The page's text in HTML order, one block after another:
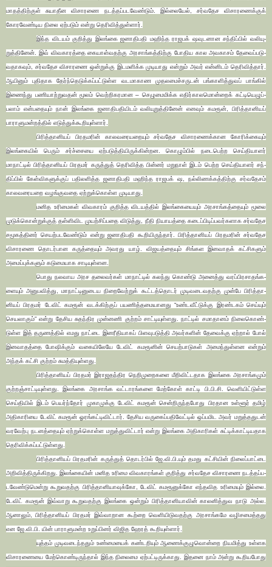
மாதத்­திற்குள் சுயா­தீன விசா­ரணை நடத்­தப்­ப­ட­வேண்டும். இல்­லையேல், சர்­வ­தேச விசா­ர­ணைக்குக்
கோரவேண்­டிய நிலை ஏற்­படும் என்று தெரி­வித்­துள்ளார்.
இந்த விடயம் குறித்து இலங்கை ஜனா­தி­பதி மஹிந்­த­ ரா­ஜ­ப­க் ஷ­வு­ட­னான சந்­திப்பில் வலி­யு­
றுத்­தினேன். இவ்­ வி­வ­கா­ரத்தை கையாள்­வ­தற்கு அர­சாங்­கத்­திற்கு போதிய கால அவ­காசம் தேவைப்­ப­டு­
வ­தா­கவும், சர்­வ­தேச விசா­ரணை ஒன்­றுக்கு இட­ம­ளிக்க முடி­யாது என்றும் அவர் என்­னிடம் தெரி­வித்தார்.
ஆயினும் புதி­தாக தேர்ந்­தெ­டுக்­கப்­பட்­டுள்ள வட­மா­காண முத­ல­மைச்­ச­ருடன் பங்­கா­ளித்­து­வப் ­பாங்கில்
இணைந்து பணி­யாற்­று­வதன் மூலம் வெற்­றி­க­ர­மான – செழு­மை­மிக்க எதிர்­கா­ல­மொன்றைக் கட்­டி­யெ­ழுப்­
பலாம் என்­ப­தையும் நான் இலங்கை ஜனா­தி­ப­தி­யிடம் வலி­யு­றுத்­தினேன் எனவும் கமரூன், பிரித்­தா­னியப்
பாரா­ளு­மன்­றத்தில் எடுத்­துக்­கூ­றி­யுள்ளார்.
பிரித்­தா­னியப் பிர­த­மரின் காலவரை­ய­றையும் சர்­வ­தேச விசா­ர­ணைக்­கான கோரிக்­கையும்
இலங்­கையில் பெரும் சர்ச்­சையை ஏற்­ப­டுத்­தி­யி­ருக்­கின்­றன. கொழும்பில் நடை­பெற்ற செய்­தி­யாளர்
மாநாட்டில் பிரித்­தா­னியப் பிர­தமர் கருத்துத் தெரி­வித்த பின்னர் மறுநாள் இடம் பெற்ற செய்­தி­யாளர் சந்­
திப்பில் கேள்­வி­க­ளுக்குப் பதி­ல­ளித்த ஜனா­தி­பதி மஹிந்­த­ ரா­ஜ­ப­க் ஷ, நல்­லி­ணக்­கத்­திற்கு சர்­வ­தேசம்
கால­வ­ரை­யறை வழங்­கு­வதை ஏற்­றுக்­கொள்ள முடி­யாது.
மனித உரி­மைகள் விவ­காரம் குறித்த விட­யத்தில் இலங்­கை­யையும் அர­சாங்­கத்­தையும் மூலை
முடுக்­­கொன்­றுக்குத் தள்­ளி­விட முயற்­சிப்­பதை விடுத்து, நீதி நியா­யத்தை கடைப்­பி­டிப்­ப­வர்­க­ளாக சர்­வ­தேச
சமூ­கத்­தினர் செயற்­ப­ட­வேண்டும் என்று ஜனா­தி­பதி கூறி­யி­ருந்தார். பிரித்­தா­னியப் பிர­த­மரின் சர்­வ­தேச
விசா­ரணை தொடர்­பான கருத்­தையும் அவ­ரது யாழ். விஜ­யத்­தையும் சிங்­கள இன­வாதக் கட்­சி­களும்
அமைப்­புக்­களும் கடு­மை­யாக சாடி­யுள்­ளன.
பொது­ ந­ல­வாய அரச தலை­வர்கள் மாநாட்டில் கலந்து கொண்டு அனைத்து வரப்­பி­ர­சா­தங்­க­
ளையும் அனு­ப­வித்து, மாநாட்­டி­னு­டைய நிறை­வேற்றுக் கூட்­டத்­தொடர் முடி­வ­டை­வ­தற்கு முன்பே பிரித்­தா­
னியப் பிர­தமர் டேவிட் கமரூன் வடக்­கிற்குப் பய­ணித்­த­மை­யா­னது “உண்­ட­வீட்­டுக்கு இரண்­டகம் செய்யும்
செய­லாகும்” என்று தேசிய சுதந்­திர முன்­னணி குற்றம் சாட்­டி­யுள்­ளது. நாட்டில் சமா­தானம் நிலை­கொண்­
டுள்ள இத்­ த­ரு­ணத்தில் எமது நாட்டை இன­ரீ­தி­யாகப் பிள­வு­ப­டுத்தி அவர்­களின் தேவைக்கு ஏற்றால் போல்
இன­வா­தத்தை போஷிக்கும் வகை­யி­லேயே டேவிட் கம­ரூனின் செயற்­பா­டுகள் அமைந்­துள்­ளன என்றும்
அந்தக் கட்சி குற்றம் சுமத்­தி­யுள்­ளது.
பிரித்­தா­னியப் பிர­தமர் இரா­ஜ­தந்­திர நெறி­மு­றை­களை மீறி­விட்­ட­தாக இலங்கை அர­சாங்­கமும்
குற்­றஞ்­சாட்­டி­யுள்­ளது. இலங்கை அர­சாங்க வட்­டா­ரங்­களை மேற்கோள் காட்டி பி.பி.சி. வெளியிட்­டுள்ள
செய்­தியில் இடம் பெயர்ந்தோர் முகா­முக்கு டேவிட் கமரூன் சென்­றி­ருந்­த­போது பிர­தான உள்ளூர் தமிழ்
அதி­கா­ரியை டேவிட் கமரூன் ஓரங்­கட்­டி­விட்டார். தேசிய வரு­கைப்­ப­தி­வேட்டில் ஒப்­ப­மிட அவர் மறுத்­த­துடன்
வர­வேற்பு நட­னத்­தையும் ஏற்­றுக்­கொள்ள மறுத்­து­விட்டார் என்று இலங்கை அதி­கா­ரிகள் சுட்­டிக்­காட்­டி­ய­தாக
தெரி­விக்­கப்­பட்­டுள்­ளது.
பிரித்­தா­னியப் பிர­த­மரின் கருத்துத் தொடர்பில் ஜே.வி.பி.யும் தமது கட்­சியின் நிலைப்­பாட்டை
அறி­வித்­தி­ருக்­கி­றது. இலங்­கையின் மனித உரிமை விவ­கா­ரங்கள் குறித்து சர்­வ­தேச விசா­ரணை நடத்­தப்­ப­
ட­வேண்­டு­மென்று கூறு­வ­தற்கு பிரித்­தா­னி­யா­வுக்கோ, டேவிட் ­க­ம­ரூ­னுக்கோ எந்­த­வித உரிமையும் இல்லை.
டேவிட் கமரூன் இவ்­வாறு கூறு­வ­தற்கு இலங்கை ஒன்றும் பிரித்­தா­னி­யாவின் கால­னித்­துவ நாடு அல்ல.
ஆனாலும், பிரித்­தா­னியப் பிர­தமர் இவ்­வா­றான கூற்றை வெளியி­டு­வ­தற்கு அர­சாங்­கமே வழி­ச­மைத்­தது
என ஜே.வி.பி. யின் பாரா­ளு­மன்ற உறுப்­பினர் விஜித ஹேரத் கூறி­யுள்ளார்.
யுத்தம் முடி­வ­டைந்­ததும் உண்­மையைக் கண்­ட­றியும் ஆணைக்­கு­ழு­வொன்றை நிய­மித்து உள்­ளக
விசா­ர­ணையை மேற்­கொண்­டி­ருந்தால் இந்த நிலைமை ஏற்­பட்­டி­ருக்­காது. இதனை நாம் அன்று கூறி­ய­போது